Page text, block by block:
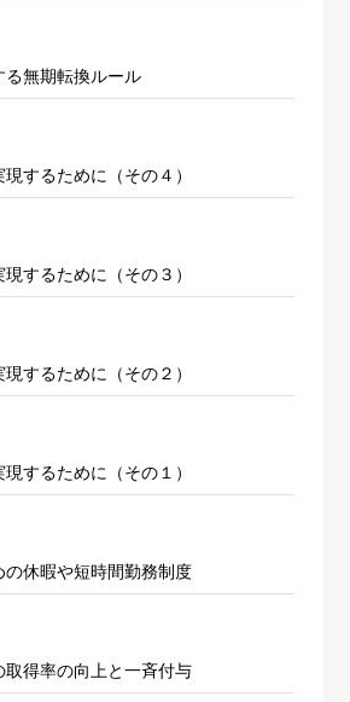
る無期転換ルール
するために（その４）
するために（その３）
するために（その２）
するために（その１）
の休暇や短時間勤務制度
取得率の向上と一斉付与